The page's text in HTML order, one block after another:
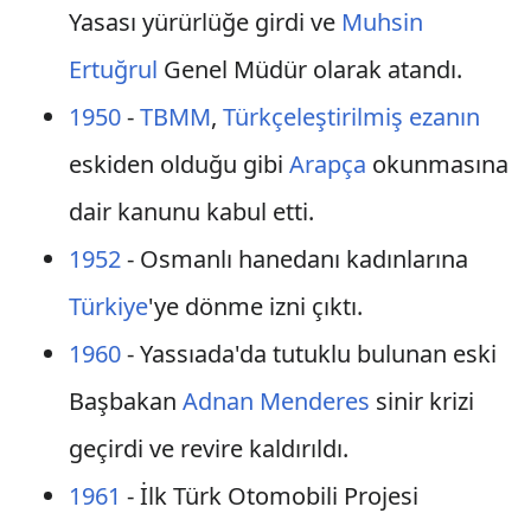
Yasası yürürlüğe girdi ve Muhsin
Ertuğrul Genel Müdür olarak atandı.
1950-TBMM, Türkçeleştirilmiş ezanın
eskiden olduğu gibi Arapça okunmasına
dair kanunu kabul etti.
1952- Osmanlı hanedanı kadınlarına
Türkiye'ye dönme izni çıktı.
1960- Yassıada'da tutuklu bulunan eski
Başbakan Adnan Menderes sinir krizi
geçirdi ve revire kaldırıldı.
1961 - İlk Türk Otomobili Projesi